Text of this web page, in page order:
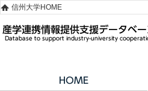
信州大学HOME